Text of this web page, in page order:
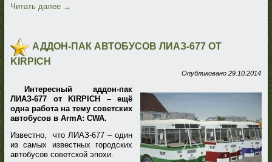
Читать далее →
АДДОН-ПАК АВТОБУСОВ ЛИАЗ-677 ОТ
KIRPICH
Опубликовано 29.10.2014
Интересный аддон-пак
ЛИАЗ-677 от KIRPICH – ещё
одна работа на тему советских
автобусов в ArmA: CWA.
Известно, что ЛИАЗ-677 – один
из самых известных городских
автобусов советской эпохи.